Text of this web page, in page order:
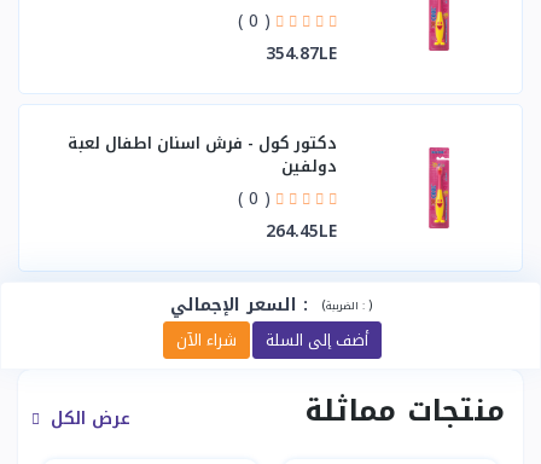
( 0 )
354.87LE
دكتور كول - فرش اسنان اطفال لعبة
دولفين
( 0 )
264.45LE
السعر الإجمالي : ( الضريبة :)
شراء الآن أضف إلى السلة
منتجات مماثلة عرض الكل